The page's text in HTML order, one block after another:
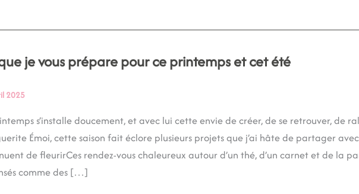
je vous prépare pour ce printemps et cet été
2025
s’installe doucement, et avec lui cette envie de créer, de se retrouver, de
Émoi, cette saison fait éclore plusieurs projets que j’ai hâte de partager
de fleurirCes rendez-vous chaleureux autour d’un thé, d’un carnet et de la
comme des […]